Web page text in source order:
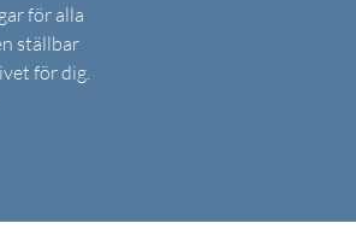
för alla
ställbar
för dig.